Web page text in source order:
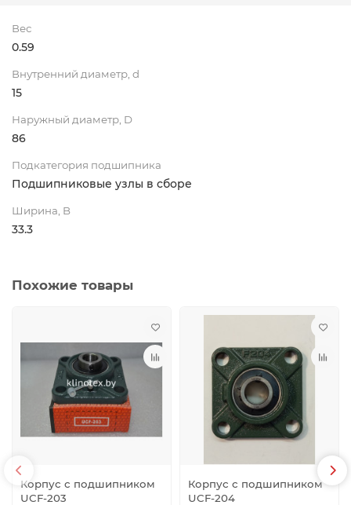
Вес
0.59
Внутренний диаметр, d
15
Наружный диаметр, D
86
Подкатегория подшипника
Подшипниковые узлы в сборе
Ширина, B
33.3
Похожие товары
Корпус с подшипником
UCF-203
Корпус с подшипником
UCF-204